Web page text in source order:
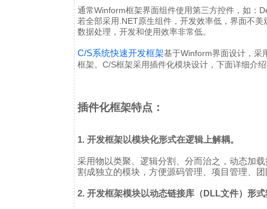
通常Winform框架界面组件使用第三方控件，如：
若全部采用.NET原生组件，开发效率低，界面不
数据处理，开发和使用效率非常低。
C/S系统快速开发框架基于Winform界面设计，采
框架。C/S框架采用插件化模块设计，下面详细介
插件化框架特点：
1. 开发框架以模块化形式在逻辑上解耦。
采用物以类聚、逻辑分割、分而治之，动态加
割成独立的模块，方便源码管理、项目管理、
2. 开发框架模块以动态链接库（DLL文件）形